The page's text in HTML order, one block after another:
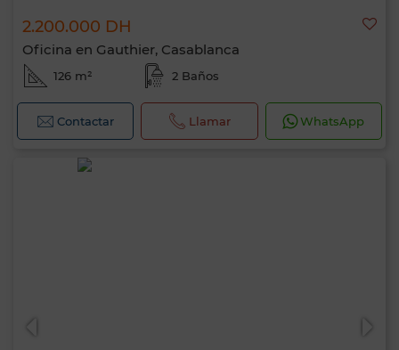
2.200.000 DH
Oficina en Gauthier, Casablanca
126 m² 2 Baños
Contactar Llamar WhatsApp